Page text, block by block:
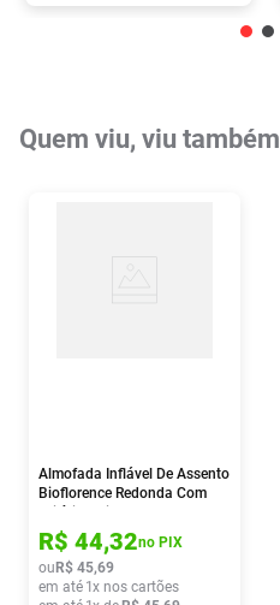
Quem viu, viu também
Almofada Inflável De Assento
Bioflorence Redonda Com
Unidade
R$ 44,32no PIX
ou R$ 45,69
em até 1x nos cartões